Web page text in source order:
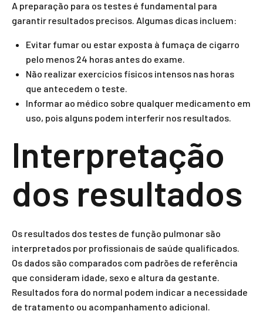
A preparação para os testes é fundamental para
garantir resultados precisos. Algumas dicas incluem:
Evitar fumar ou estar exposta à fumaça de cigarro
pelo menos 24 horas antes do exame.
Não realizar exercícios físicos intensos nas horas
que antecedem o teste.
Informar ao médico sobre qualquer medicamento em
uso, pois alguns podem interferir nos resultados.
Interpretação
dos resultados
Os resultados dos testes de função pulmonar são
interpretados por profissionais de saúde qualificados.
Os dados são comparados com padrões de referência
que consideram idade, sexo e altura da gestante.
Resultados fora do normal podem indicar a necessidade
de tratamento ou acompanhamento adicional.